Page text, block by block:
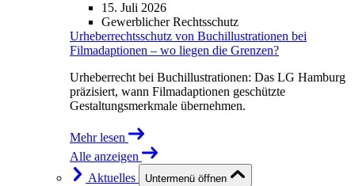
15. Juli 2026
Gewerblicher Rechtsschutz
Urheberrechtsschutz von Buchillustrationen bei
Filmadaptionen – wo liegen die Grenzen?
Urheberrecht bei Buchillustrationen: Das LG Hamburg
präzisiert, wann Filmadaptionen geschützte
Gestaltungsmerkmale übernehmen.
Mehr lesen
Alle anzeigen
Aktuelles
Untermenü öffnen